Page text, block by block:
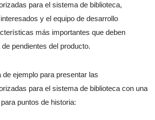
para el sistema de biblioteca,
y el equipo de desarrollo
más importantes que deben
pendientes del producto.
de ejemplo para presentar las
para el sistema de biblioteca con una
puntos de historia: